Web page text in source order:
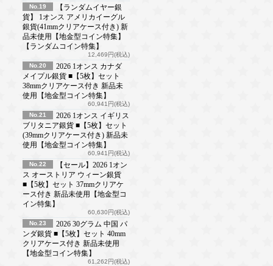
No.19
【ランダムイヤー銀
貨】 1オンス アメリカイーグル
銀貨(41mmクリアケース付き) 新
品未使用【地金型コイン特集】
【ランダムコイン特集】
12,469円(税込)
No.20
2026 1オンス カナダ
メイプル銀貨 ■【5枚】セット
38mmクリアケース付き 新品未
使用【地金型コイン特集】
60,941円(税込)
No.21
2026 1オンス イギリス
ブリタニア銀貨 ■【5枚】セット
(39mmクリアケース付き) 新品未
使用【地金型コイン特集】
60,941円(税込)
No.22
【セール】2026 1オン
ス オーストリア ウィーン銀貨
■【5枚】セット 37mmクリアケ
ース付き 新品未使用【地金型コ
イン特集】
60,630円(税込)
No.23
2026 30グラム 中国 パ
ンダ銀貨 ■【5枚】セット 40mm
クリアケース付き 新品未使用
【地金型コイン特集】
61,262円(税込)